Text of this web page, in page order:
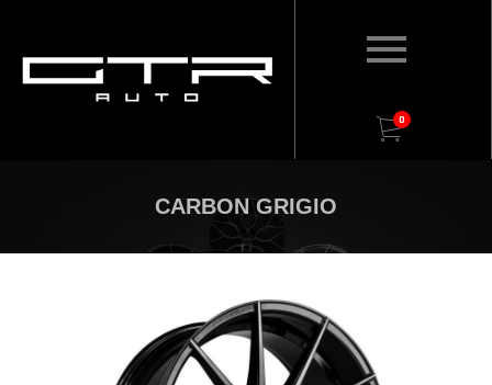
0
CARBON GRIGIO